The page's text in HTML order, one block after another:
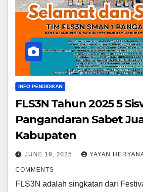
INFO PENDIDIKAN
FLS3N Tahun 2025 5
Pangandaran Sabet
Kabupaten
JUNE 19, 2025 YAYAN
COMMENTS
FLS3N adalah singkatan dari